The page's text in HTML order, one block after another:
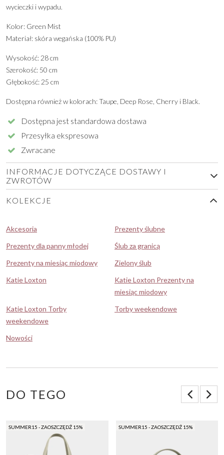
wycieczki i wypadu.
Kolor: Green Mist
Materiał: skóra wegańska (100% PU)
Wysokość: 28 cm
Szerokość: 50 cm
Głębokość: 25 cm
Dostępna również w kolorach: Taupe, Deep Rose, Cherry i Black.
Dostępna jest standardowa dostawa
Przesyłka ekspresowa
Zwracane
INFORMACJE DOTYCZĄCE DOSTAWY I
ZWROTÓW
KOLEKCJE
Akcesoria
Prezenty ślubne
Prezenty dla panny młodej
Ślub za granicą
Prezenty na miesiąc miodowy
Zielony ślub
Katie Loxton
Katie Loxton Prezenty na
miesiąc miodowy
Katie Loxton Torby
weekendowe
Torby weekendowe
Nowości
DO TEGO
SUMMER15 - ZAOSZCZĘDŹ 15% SUMMER15 - ZAOSZCZĘDŹ 15%